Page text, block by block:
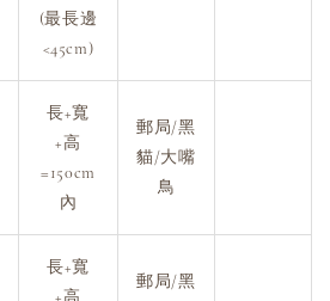
(最長邊
<45cm)
長+寬
+高
=150cm
內
郵局/黑
貓/大嘴
鳥
長+寬
+高
郵局/黑